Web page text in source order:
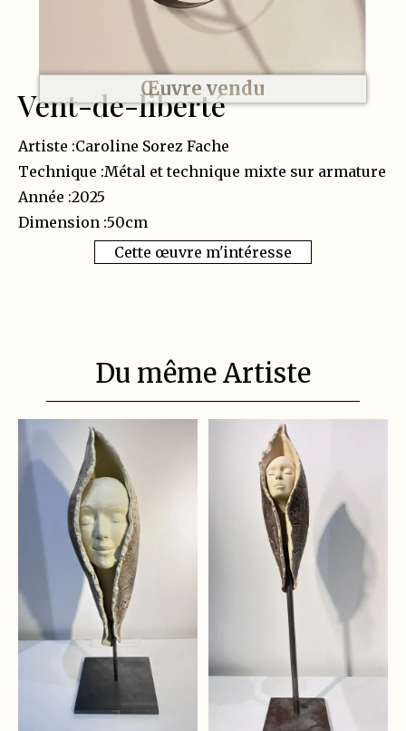
Œuvre vendu
Vent-de-liberté
Artiste :Caroline Sorez Fache
Technique :Métal et technique mixte sur armature
Année :2025
Dimension :50cm
Cette œuvre m'intéresse
Du même Artiste